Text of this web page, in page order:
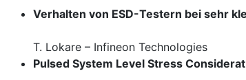
Verhalten von ESD-Testern bei sehr
T. Lokare – Infineon Technologies
Pulsed System Level Stress